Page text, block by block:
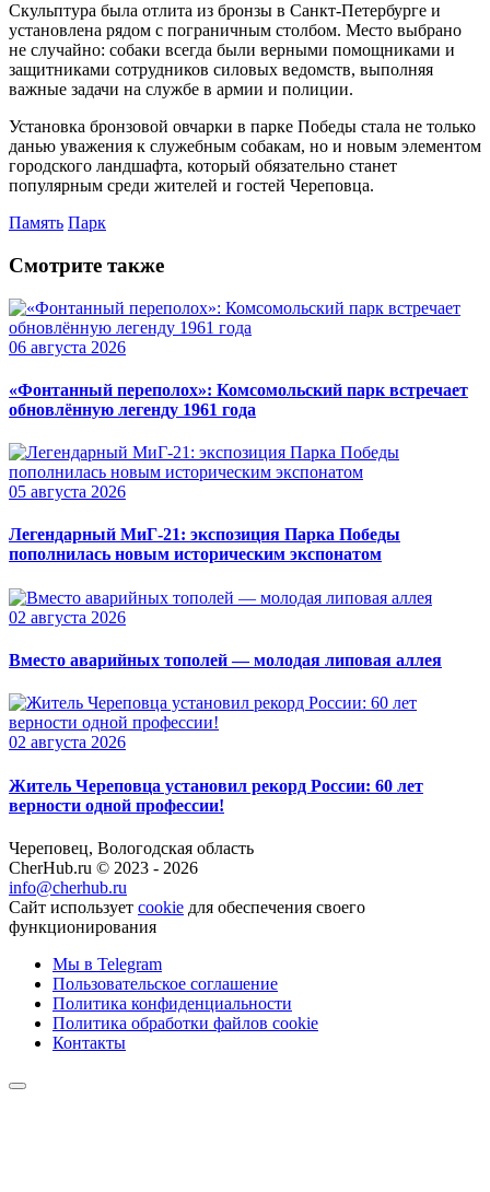
Скульптура была отлита из бронзы в Санкт-Петербурге и
установлена рядом с пограничным столбом. Место выбрано
не случайно: собаки всегда были верными помощниками и
защитниками сотрудников силовых ведомств, выполняя
важные задачи на службе в армии и полиции.
Установка бронзовой овчарки в парке Победы стала не только
данью уважения к служебным собакам, но и новым элементом
городского ландшафта, который обязательно станет
популярным среди жителей и гостей Череповца.
Память Парк
Смотрите также
06 августа 2026
«Фонтанный переполох»: Комсомольский парк встречает
обновлённую легенду 1961 года
05 августа 2026
Легендарный МиГ-21: экспозиция Парка Победы
пополнилась новым историческим экспонатом
02 августа 2026
Вместо аварийных тополей — молодая липовая аллея
02 августа 2026
Житель Череповца установил рекорд России: 60 лет
верности одной профессии!
Череповец, Вологодская область
CherHub.ru © 2023 - 2026
info@cherhub.ru
Сайт использует cookie для обеспечения своего
функционирования
Мы в Telegram
Пользовательское соглашение
Политика конфиденциальности
Политика обработки файлов cookie
Контакты